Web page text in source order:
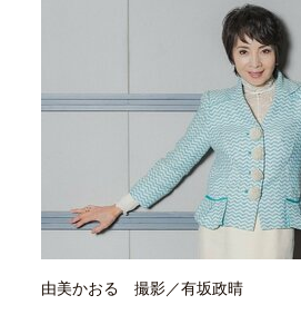
親になると
移住という
一生モノの愛用品
私を彩るエッセンス
60代のネク
70代のグランドデザイン
社会・カルチャー・マネー
地域とつながる/お金との付き合い方
由美かおる 撮影／有坂政晴